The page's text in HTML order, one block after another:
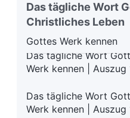
Das tägliche Wort
Christliches Leben
Gottes Werk kennen
Gottes Werk
Das tägliche Wort
Werk kennen | Auszug
Das tägliche Wort
Werk kennen | Auszug
Das tägliche Wort
Werk kennen | Auszug